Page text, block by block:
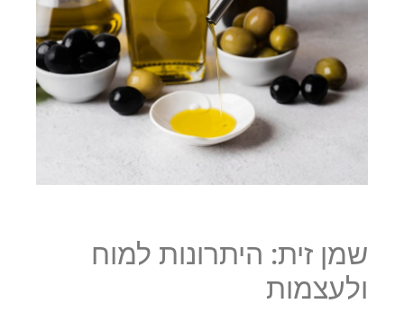
שמן זית: היתרונות למוח
ולעצמות